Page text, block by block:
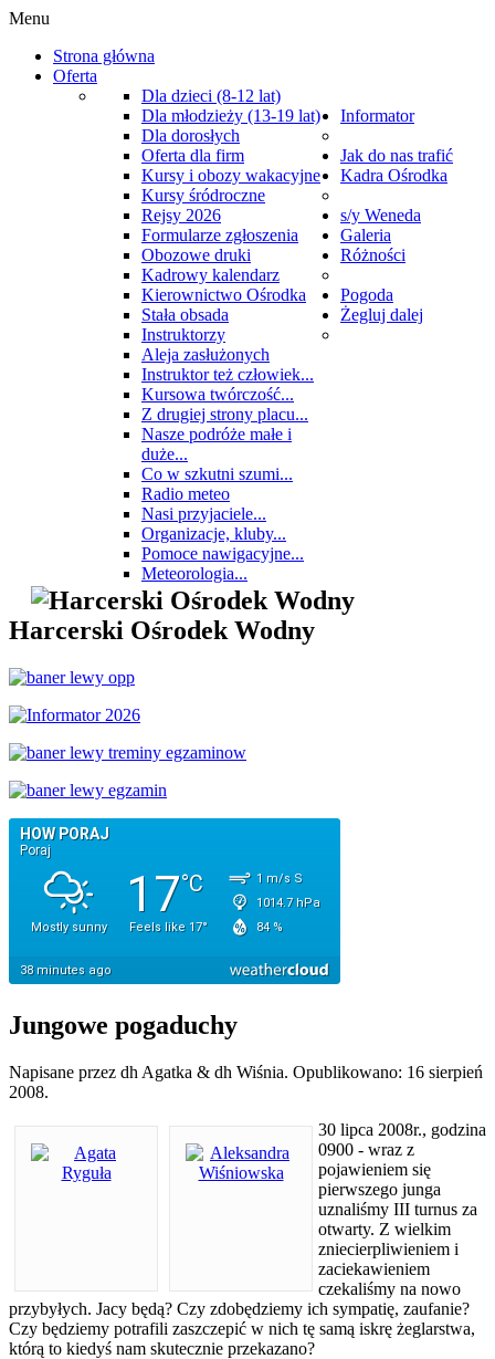
Menu
Strona główna
Oferta
Dla dzieci (8-12 lat)
Dla młodzieży (13-19 lat)
Dla dorosłych
Oferta dla firm
Informator
Kursy i obozy wakacyjne
Kursy śródroczne
Rejsy 2026
Formularze zgłoszenia
Obozowe druki
Kadrowy kalendarz
Jak do nas trafić
Kadra Ośrodka
Kierownictwo Ośrodka
Stała obsada
Instruktorzy
Aleja zasłużonych
s/y Weneda
Galeria
Różności
Instruktor też człowiek...
Kursowa twórczość...
Z drugiej strony placu...
Nasze podróże małe i
duże...
Co w szkutni szumi...
Radio meteo
Pogoda
Żegluj dalej
Nasi przyjaciele...
Organizacje, kluby...
Pomoce nawigacyjne...
Meteorologia...
Harcerski Ośrodek Wodny
Jungowe pogaduchy
Napisane przez dh Agatka & dh Wiśnia. Opublikowano: 16 sierpień
2008.
30 lipca 2008r., godzina
0900 - wraz z
pojawieniem się
pierwszego junga
uznaliśmy III turnus za
otwarty. Z wielkim
zniecierpliwieniem i
zaciekawieniem
czekaliśmy na nowo
przybyłych. Jacy będą? Czy zdobędziemy ich sympatię, zaufanie?
Czy będziemy potrafili zaszczepić w nich tę samą iskrę żeglarstwa,
którą to kiedyś nam skutecznie przekazano?